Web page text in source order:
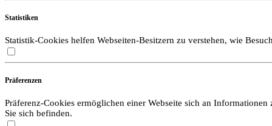
Statistiken
Statistik-Cookies helfen Webseiten-Besitzern zu verstehen, wie
Präferenzen
Präferenz-Cookies ermöglichen einer Webseite sich an
Sie sich befinden.